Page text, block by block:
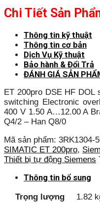
Chi Tiết Sản
Thông tin kỹ thuật
Thông tin cơ bản
Dịch Vụ Kỹ thuật
Bảo hành & Đổi Trả
ĐÁNH GIÁ SẢN
ET 200pro DSE HF DOL
switching Electronic
400 V 1.50 A…12.00 A
Q4/2 – Han Q8/0
Mã sản phẩm: 3RK1304-
SIMATIC ET 200pro,
Thiết bị tự động Siemens
Thông tin bổ sung
Trọng lượng 1.82